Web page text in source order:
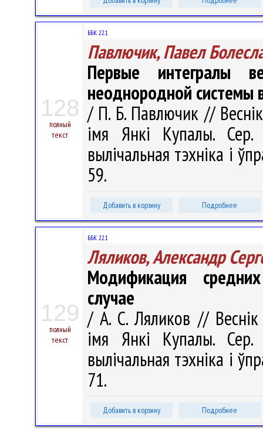
128
полный
текст
ББК 22.1
Павлючик, Павел
Первые интегралы
неоднородной
/ П. Б. Павлючик // Веснік
імя Янкі Купалы. Сер.
вылічальная тэхніка і
59.
Добавить в корзину Подробнее
129
полный
текст
ББК 22.1
Ляликов, Александр
Модификация
случае
/ А. С. Ляликов // Веснік
імя Янкі Купалы. Сер.
вылічальная тэхніка і
71.
Добавить в корзину Подробнее